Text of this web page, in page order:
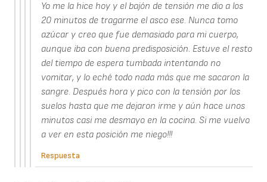
Yo me la hice hoy y el bajón de tensión me dio a los
20 minutos de tragarme el asco ese. Nunca tomo
azúcar y creo que fue demasiado para mi cuerpo,
aunque iba con buena predisposición. Estuve el resto
del tiempo de espera tumbada intentando no
vomitar, y lo eché todo nada más que me sacaron la
sangre. Después hora y pico con la tensión por los
suelos hasta que me dejaron irme y aún hace unos
minutos casi me desmayo en la cocina. Si me vuelvo
a ver en esta posición me niego!!!
Respuesta